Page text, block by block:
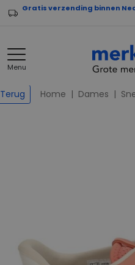
Gratis verzending binnen
Menu
Terug Home Dames